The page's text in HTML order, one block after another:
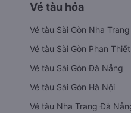
Vé tàu hỏa
Vé tàu Sài Gòn Nha Trang
Vé tàu Sài Gòn Phan Thiết
Vé tàu Sài Gòn Đà Nẵng
Vé tàu Sài Gòn Hà Nội
Vé tàu Nha Trang Đà